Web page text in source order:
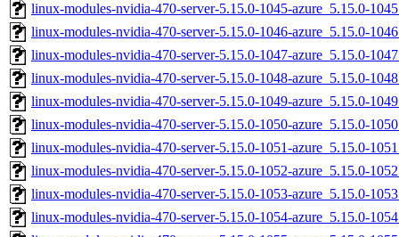
linux-modules-nvidia-470-server-5.15.0-1045-azure_5.15.0-
linux-modules-nvidia-470-server-5.15.0-1046-azure_5.15.0-
linux-modules-nvidia-470-server-5.15.0-1047-azure_5.15.0-
linux-modules-nvidia-470-server-5.15.0-1048-azure_5.15.0-
linux-modules-nvidia-470-server-5.15.0-1049-azure_5.15.0-
linux-modules-nvidia-470-server-5.15.0-1050-azure_5.15.0-
linux-modules-nvidia-470-server-5.15.0-1051-azure_5.15.0-
linux-modules-nvidia-470-server-5.15.0-1052-azure_5.15.0-
linux-modules-nvidia-470-server-5.15.0-1053-azure_5.15.0-
linux-modules-nvidia-470-server-5.15.0-1054-azure_5.15.0-